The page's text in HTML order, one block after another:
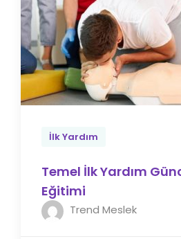
İlk Yardım
Temel İlk Yardım
Eğitimi
Trend Meslek